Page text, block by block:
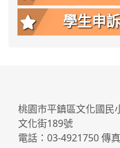
學生申
桃園市平鎮區文化國民
文化街189號
電話：03-4921750 傳